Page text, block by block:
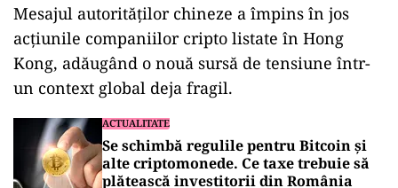
Mesajul autorităților chineze a împins în jos
acțiunile companiilor cripto listate în Hong
Kong, adăugând o nouă sursă de tensiune într-
un context global deja fragil.
ACTUALITATE
Se schimbă regulile pentru Bitcoin și
alte criptomonede. Ce taxe trebuie să
plătească investitorii din România